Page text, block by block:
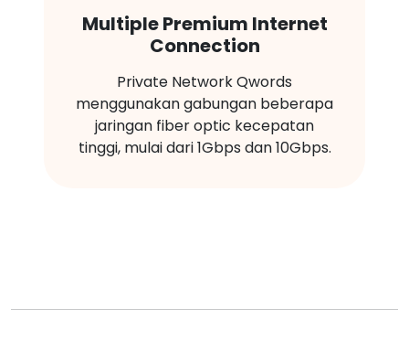
Multiple Premium Internet
Connection
Private Network Qwords
menggunakan gabungan beberapa
jaringan fiber optic kecepatan
tinggi, mulai dari 1Gbps dan 10Gbps.